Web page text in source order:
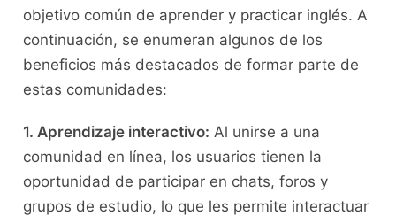
objetivo común de ⁢aprender ⁣y⁣ practicar inglés. A
continuación,‌ se enumeran algunos de⁢ los
beneficios más destacados de formar parte ⁣de⁤
estas⁢ comunidades:
1. Aprendizaje interactivo: Al​ unirse a⁤ una
comunidad en línea, los⁣ usuarios tienen la
oportunidad de​ participar⁢ en chats, foros⁢ y⁣
grupos ‌de estudio, lo que les permite interactuar⁢